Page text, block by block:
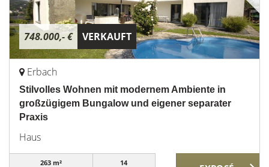
748.000,- € VERKAUFT
Erbach
Stilvolles Wohnen mit modernem Ambiente in
großzügigem Bungalow und eigener separater
Praxis
Haus
263 m²
14